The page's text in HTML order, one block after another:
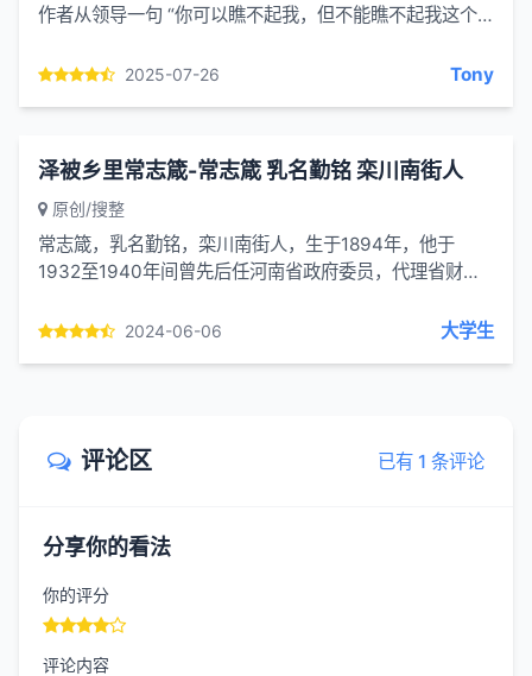
作者从领导一句 “你可以瞧不起我，但不能瞧不起我这个
的错...
2025-07-26 Tony
泽被乡里常志箴-常志箴 乳名勤铭 栾川南街人
原创/搜整
常志箴，乳名勤铭，栾川南街人，生于1894年，他于
1932至1940年间曾先后任河南省政府委员，代理省财政
个时代能为人民为国...
2024-06-06 大学生
评论区 已有 1 条评论
分享你的看法
你的评分
评论内容